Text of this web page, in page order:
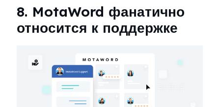
8. MotaWord фанатично
относится к поддержке